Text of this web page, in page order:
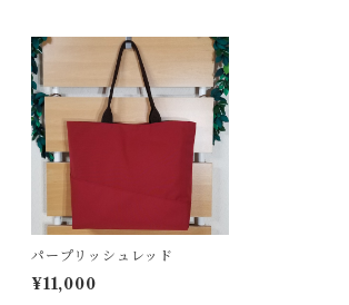
ポーチバッグ
ボディバッグ
ポシェット
ペンケース
クリスマスツリー
タペストリー
パープリッシュレッド
¥11,000